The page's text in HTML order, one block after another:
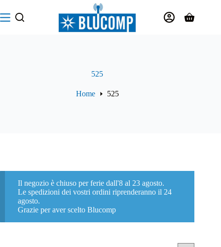
al
contenuto
Carrello
525
Home 525
Il negozio è chiuso per ferie dall'8 al 23 agosto.
Le spedizioni dei vostri ordini riprenderanno il 24
agosto.
Grazie per aver scelto Blucomp